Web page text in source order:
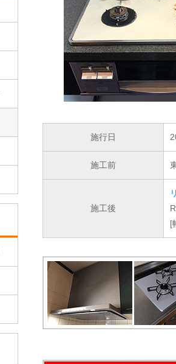
施行日
施工前
施工後
[